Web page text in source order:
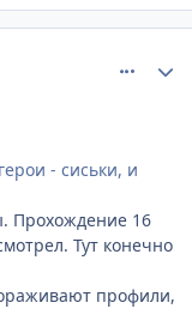
- сиськи, и
Прохождение 16
Тут конечно
профили,